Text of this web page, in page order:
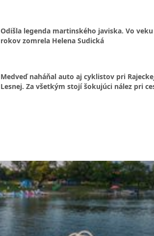
Odišla legenda martinského javiska. Vo veku
rokov zomrela Helena Sudická
Medveď naháňal auto aj cyklistov pri
Lesnej. Za všetkým stojí šokujúci nález pri